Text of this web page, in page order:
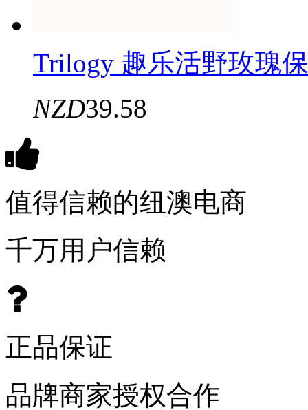
Trilogy 趣乐活野玫瑰
NZD39.58
值得信赖的纽澳电商
千万用户信赖
正品保证
品牌商家授权合作